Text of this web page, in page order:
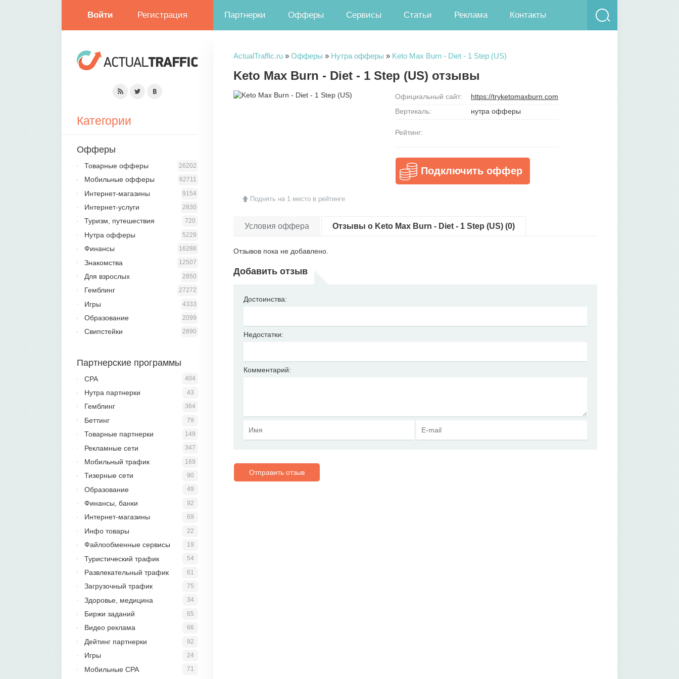
Войти Регистрация Партнерки Офферы Сервисы Статьи Реклама Контакты
ActualTraffic.ru » Офферы » Нутра офферы » Keto Max Burn - Diet - 1 Step (US)
Keto Max Burn - Diet - 1 Step (US) отзывы
Поднять на 1 место в рейтинге
Официальный сайт:
https://tryketomaxburn.com
Вертикаль:
нутра офферы
Рейтинг:
Подключить оффер
Условия оффера Отзывы о Keto Max Burn - Diet - 1 Step (US) (0)
Отзывов пока не добавлено.
Добавить отзыв
Достоинства:
Недостатки:
Комментарий:
Отправить отзыв
Категории
Офферы
26202
Товарные офферы
62711
Мобильные офферы
9154
Интернет-магазины
2830
Интернет-услуги
720
Туризм, путешествия
5229
Нутра офферы
16288
Финансы
12507
Знакомства
2850
Для взрослых
27272
Гемблинг
4333
Игры
2099
Образование
2890
Свипстейки
Партнерские программы
404
CPA
43
Нутра партнерки
364
Гемблинг
79
Беттинг
149
Товарные партнерки
347
Рекламные сети
169
Мобильный трафик
90
Тизерные сети
49
Образование
92
Финансы, банки
69
Интернет-магазины
22
Инфо товары
19
Файлообменные сервисы
54
Туристический трафик
61
Развлекательный трафик
75
Загрузочный трафик
34
Здоровье, медицина
65
Биржи заданий
66
Видео реклама
92
Дейтинг партнерки
24
Игры
71
Мобильные CPA